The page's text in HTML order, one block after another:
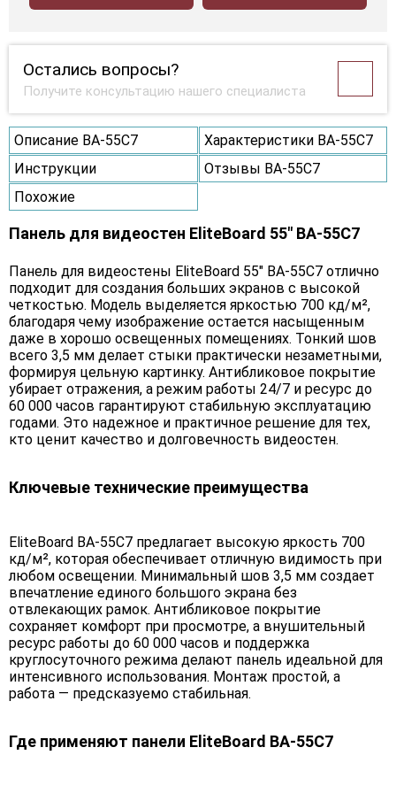
Остались вопросы?
Получите консультацию нашего специалиста
Описание BA-55C7
Характеристики BA-55C7
Инструкции
Отзывы BA-55C7
Похожие
Панель для видеостен EliteBoard 55" BA-55C7
Панель для видеостены EliteBoard 55" BA-55C7 отлично
подходит для создания больших экранов с высокой
четкостью. Модель выделяется яркостью 700 кд/м²,
благодаря чему изображение остается насыщенным
даже в хорошо освещенных помещениях. Тонкий шов
всего 3,5 мм делает стыки практически незаметными,
формируя цельную картинку. Антибликовое покрытие
убирает отражения, а режим работы 24/7 и ресурс до
60 000 часов гарантируют стабильную эксплуатацию
годами. Это надежное и практичное решение для тех,
кто ценит качество и долговечность видеостен.
Ключевые технические преимущества
EliteBoard BA-55C7 предлагает высокую яркость 700
кд/м², которая обеспечивает отличную видимость при
любом освещении. Минимальный шов 3,5 мм создает
впечатление единого большого экрана без
отвлекающих рамок. Антибликовое покрытие
сохраняет комфорт при просмотре, а внушительный
ресурс работы до 60 000 часов и поддержка
круглосуточного режима делают панель идеальной для
интенсивного использования. Монтаж простой, а
работа — предсказуемо стабильная.
Где применяют панели EliteBoard BA-55C7